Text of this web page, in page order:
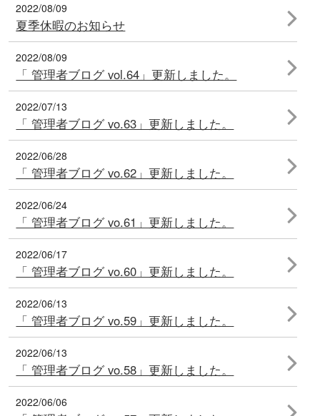
2022/08/09
夏季休暇のお知らせ
2022/08/09
「 管理者ブログ vol.64」更新しました。
2022/07/13
「 管理者ブログ vo.63」更新しました。
2022/06/28
「 管理者ブログ vo.62」更新しました。
2022/06/24
「 管理者ブログ vo.61」更新しました。
2022/06/17
「 管理者ブログ vo.60」更新しました。
2022/06/13
「 管理者ブログ vo.59」更新しました。
2022/06/13
「 管理者ブログ vo.58」更新しました。
2022/06/06